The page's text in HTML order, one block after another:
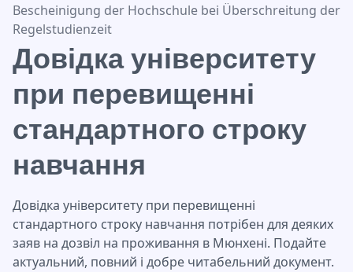
Довідка університету при перевищенні стандартного
Bescheinigung der Hochschule bei Überschreitung der
Regelstudienzeit
Довідка університету
при перевищенні
стандартного строку
навчання
Довідка університету при перевищенні
стандартного строку навчання потрібен для деяких
заяв на дозвіл на проживання в Мюнхені. Подайте
актуальний, повний і добре читабельний документ.